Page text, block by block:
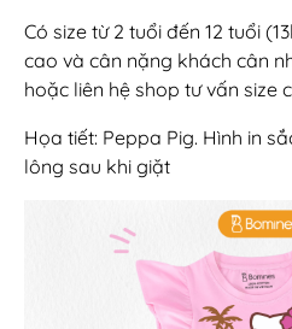
Có size từ 2 tuổi đến 12 tuổi
cao và cân nặng khách cân
hoặc liên hệ shop tư vấn size
Họa tiết: Peppa Pig. Hình in
lông sau khi giặt